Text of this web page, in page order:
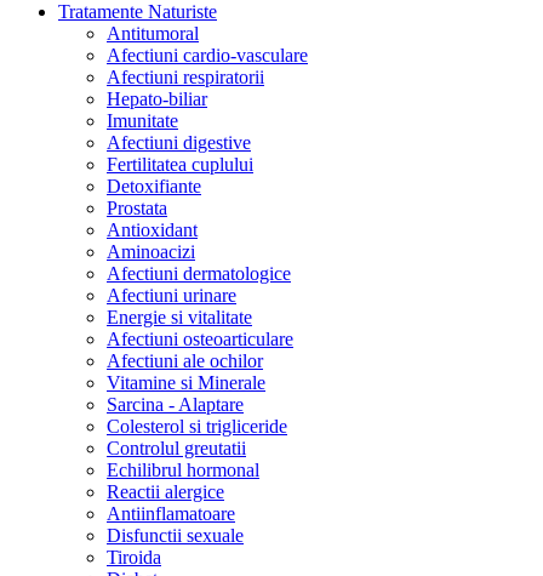
Tratamente Naturiste
Antitumoral
Afectiuni cardio-vasculare
Afectiuni respiratorii
Hepato-biliar
Imunitate
Afectiuni digestive
Fertilitatea cuplului
Detoxifiante
Prostata
Antioxidant
Aminoacizi
Afectiuni dermatologice
Afectiuni urinare
Energie si vitalitate
Afectiuni osteoarticulare
Afectiuni ale ochilor
Vitamine si Minerale
Sarcina - Alaptare
Colesterol si trigliceride
Controlul greutatii
Echilibrul hormonal
Reactii alergice
Antiinflamatoare
Disfunctii sexuale
Tiroida